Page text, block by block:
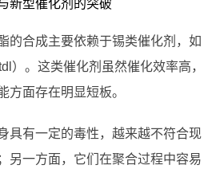
新型催化剂的突破
的合成主要依赖于锡类催化剂，如
）。这类催化剂虽然催化效率高，
方面存在明显短板。
具有一定的毒性，越来越不符合现
另一方面，它们在聚合过程中容易